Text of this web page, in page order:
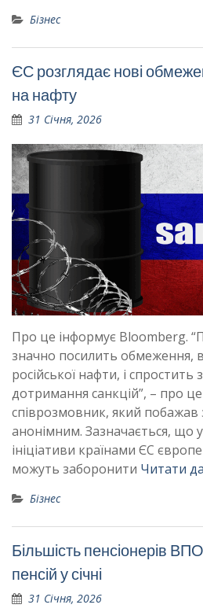
Бізнес
ЄС розглядає нові
на нафту
31 Січня, 2026
Про це інформує Bloomberg.
значно посилить обмеження,
російської нафти, і спростить
дотримання санкцій”, – про
співрозмовник, який побажав
анонімним. Зазначається, що у
ініціативи країнами ЄС
можуть заборонити Читати
Бізнес
Більшість пенсіонерів
пенсій у січні
31 Січня, 2026